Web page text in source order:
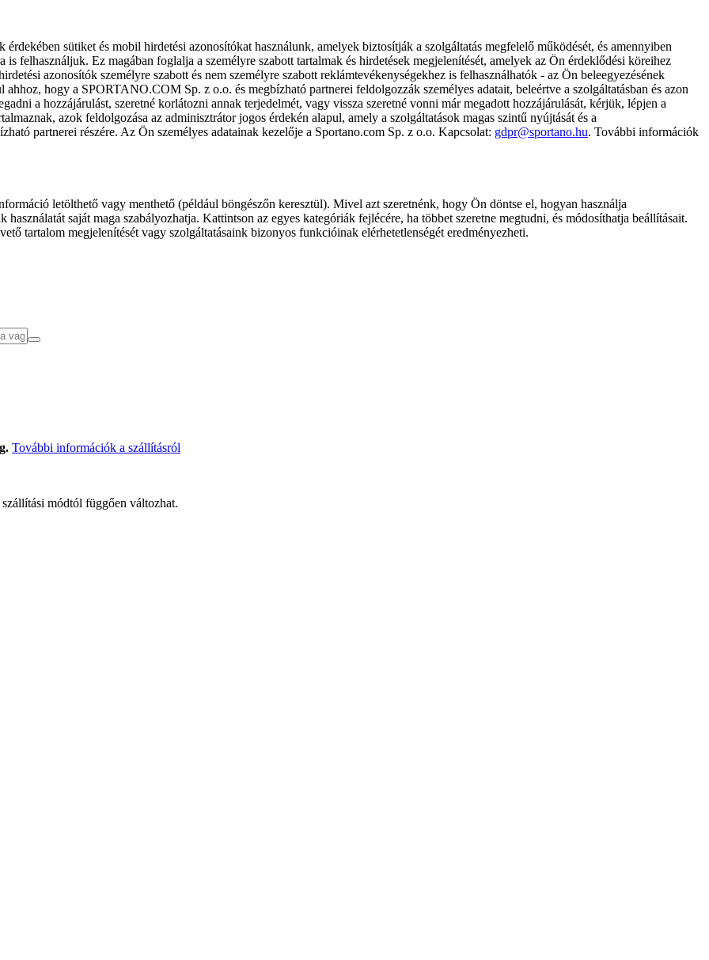
sütiket és mobil hirdetési azonosítókat használunk, amelyek biztosítják a szolgáltatás megfelelő működését, és amennyiben
is felhasználjuk. Ez magában foglalja a személyre szabott tartalmak és hirdetések megjelenítését, amelyek az Ön érdeklődési köreihez
azonosítók személyre szabott és nem személyre szabott reklámtevékenységekhez is felhasználhatók - az Ön beleegyezésének
hogy a SPORTANO.COM Sp. z o.o. és megbízható partnerei feldolgozzák személyes adatait, beleértve a szolgáltatásban és azon
a hozzájárulást, szeretné korlátozni annak terjedelmét, vagy vissza szeretné vonni már megadott hozzájárulását, kérjük, lépjen a
azok feldolgozása az adminisztrátor jogos érdekén alapul, amely a szolgáltatások magas szintű nyújtását és a
partnerei részére. Az Ön személyes adatainak kezelője a Sportano.com Sp. z o.o. Kapcsolat: gdpr@sportano.hu. További információk
letölthető vagy menthető (például böngészőn keresztül). Mivel azt szeretnénk, hogy Ön döntse el, hogyan használja
saját maga szabályozhatja. Kattintson az egyes kategóriák fejlécére, ha többet szeretne megtudni, és módosíthatja beállításait.
tartalom megjelenítését vagy szolgáltatásaink bizonyos funkcióinak elérhetetlenségét eredményezheti.
További információk a szállításról
módtól függően változhat.